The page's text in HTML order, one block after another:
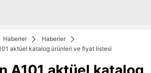
Haberler
Haberler
aktüel katalog ürünleri ve fiyat listesi